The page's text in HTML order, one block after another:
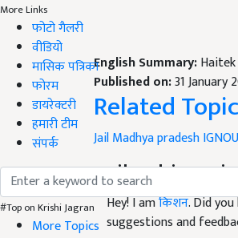
More Links
फोटो गैलरी
वीडियो
मासिक पत्रिका
फोरम
डायरेक्टरी
हमारी टीम
संपर्क
#Top on Krishi Jagran
More Topics
English Summary:
Published on:31 January
Related
JailMadhya pradeshIGNOU
Like this
Hey! I amकिशन. Did
suggestions and